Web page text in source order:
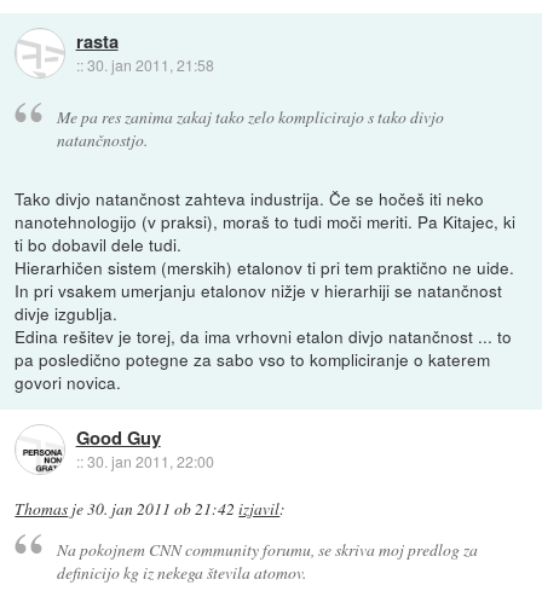
rasta
::30. jan 2011, 21:58
Me pa res zanima zakaj tako zelo komplicirajo s tako divjo
natančnostjo.
Tako divjo natančnost zahteva industrija. Če se hočeš iti neko
nanotehnologijo (v praksi), moraš to tudi moči meriti. Pa Kitajec, ki
ti bo dobavil dele tudi.
Hierarhičen sistem (merskih) etalonov ti pri tem praktično ne uide.
In pri vsakem umerjanju etalonov nižje v hierarhiji se natančnost
divje izgublja.
Edina rešitev je torej, da ima vrhovni etalon divjo natančnost ... to
pa posledično potegne za sabo vso to kompliciranje o katerem
govori novica.
Good Guy
::30. jan 2011, 22:00
Thomas je30. jan 2011 ob 21:42 izjavil:
Na pokojnem CNN community forumu, se skriva moj predlog za
definicijo kg iz nekega števila atomov.